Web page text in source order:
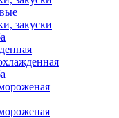
закуски